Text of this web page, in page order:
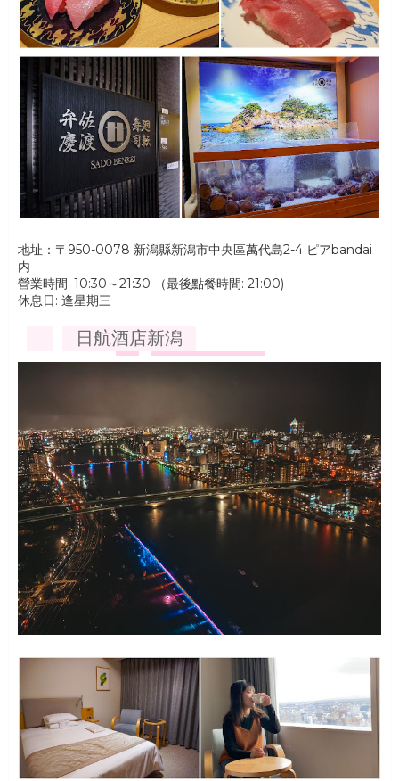
地址：〒950-0078 新潟縣新潟市中央區萬代島2-4 ピアbandai
内
營業時間: 10:30～21:30 （最後點餐時間: 21:00)
休息日: 逢星期三
日航酒店新潟